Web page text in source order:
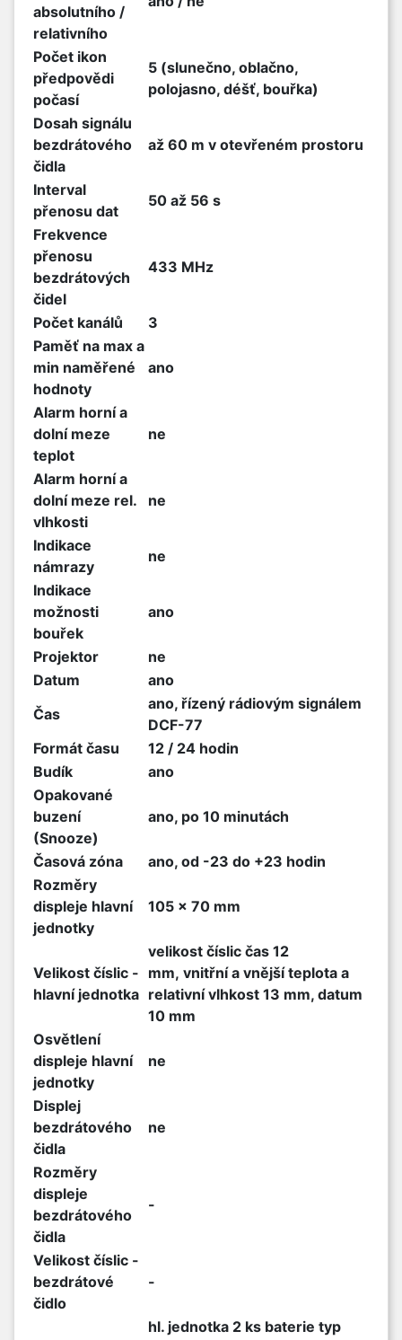
absolutního /
relativního
Počet ikon
předpovědi
počasí
5 (slunečno, oblačno,
polojasno, déšť, bouřka)
Dosah signálu
bezdrátového
čidla
až 60 m v otevřeném prostoru
Interval
přenosu dat
50 až 56 s
Frekvence
přenosu
bezdrátových
čidel
433 MHz
Počet kanálů
3
Paměť na max a
min naměřené
hodnoty
ano
Alarm horní a
dolní meze
teplot
ne
Alarm horní a
dolní meze rel.
vlhkosti
ne
Indikace
námrazy
ne
Indikace
možnosti
bouřek
ano
Projektor
ne
Datum
ano
Čas
ano, řízený rádiovým signálem
DCF-77
Formát času
12 / 24 hodin
Budík
ano
Opakované
buzení
(Snooze)
ano, po 10 minutách
Časová zóna
ano, od -23 do +23 hodin
Rozměry
displeje hlavní
jednotky
105 x 70 mm
Velikost číslic -
hlavní jednotka
velikost číslic čas 12
mm, vnitřní a vnější teplota a
relativní vlhkost 13 mm, datum
10 mm
Osvětlení
displeje hlavní
jednotky
ne
Displej
bezdrátového
čidla
ne
Rozměry
displeje
bezdrátového
čidla
-
Velikost číslic -
bezdrátové
čidlo
-
hl. jednotka 2 ks baterie typ